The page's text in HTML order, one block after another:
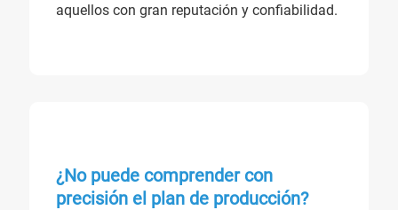
aquellos con gran reputación y confiabilidad.
¿No puede comprender con
precisión el plan de producción?